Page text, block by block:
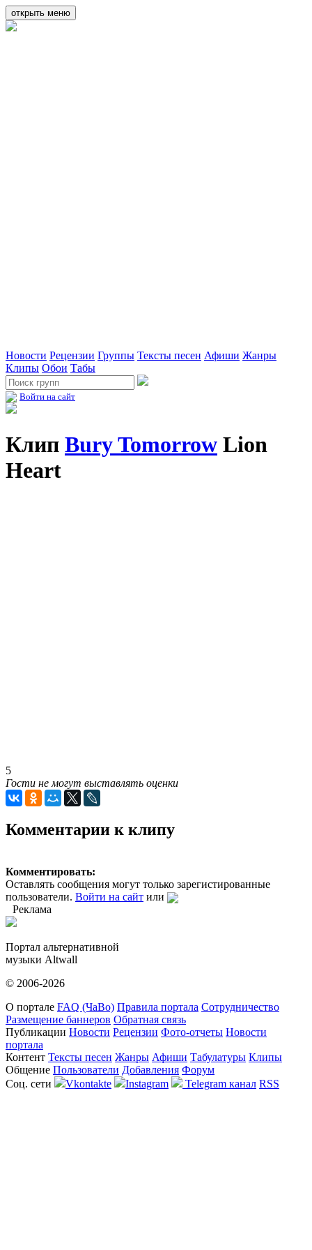
открыть меню
Новости Рецензии Группы Тексты песен Афиши Жанры
Клипы Обои Табы
Войти на сайт
Клип Bury Tomorrow Lion
Heart
5
Гости не могут выставлять оценки
Комментарии к клипу
Комментировать:
Оставлять сообщения могут только зарегистированные
пользователи. Войти на сайт или
Реклама
Портал альтернативной
музыки Altwall
© 2006-2026
О портале FAQ (ЧаВо) Правила портала Сотрудничество
Размещение баннеров Обратная связь
Публикации Новости Рецензии Фото-отчеты Новости
портала
Контент Тексты песен Жанры Афиши Табулатуры Клипы
Общение Пользователи Добавления Форум
Соц. сети
Vkontakte Instagram Telegram канал RSS